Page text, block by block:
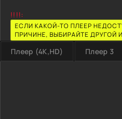
!!!!:
ЕСЛИ КАКОЙ-ТО ПЛЕЕР
ПРИЧИНЕ, ВЫБИРАЙТЕ ДРУГОЙ
Плеер (4K,HD) Плеер 3